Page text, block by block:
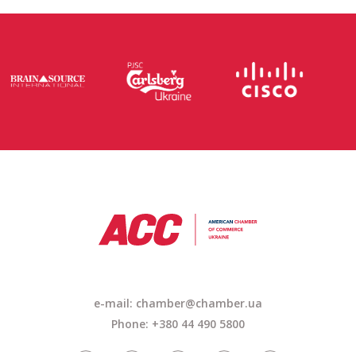
e-mail: chamber@chamber.ua
Phone: +380 44 490 5800